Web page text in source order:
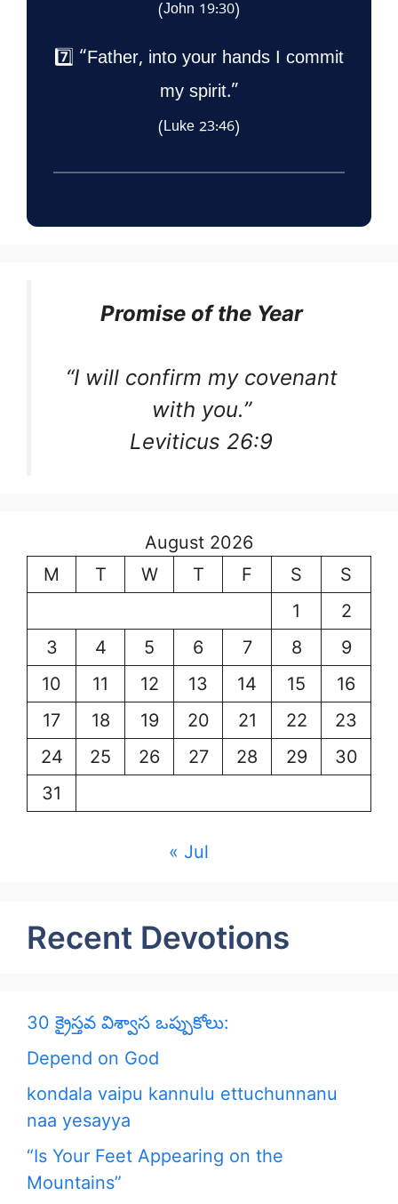
(John 19:30)
7️⃣ “Father, into your hands I commit
my spirit.”
(Luke 23:46)
Promise of the Year
“I will confirm my covenant
with you.”
Leviticus 26:9
August 2026
M
T W T F S
S
1
2
3
4 5 6 7 8
9
10
11 12 13 14 15
16
17
18 19 20 21 22
23
24
25 26 27 28 29
30
31
« Jul
Recent Devotions
30 క్రైస్తవ విశ్వాస ఒప్పుకోలు:
Depend on God
kondala vaipu kannulu ettuchunnanu
naa yesayya
“Is Your Feet Appearing on the
Mountains”